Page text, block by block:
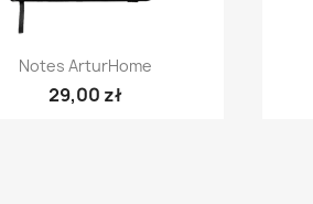
Szybki podgląd
Notes ArturHome
29,00 zł